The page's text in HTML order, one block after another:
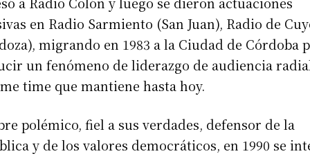
en Radio Sarmiento (San Juan), Radio de
migrando en 1983 a la Ciudad de Córdoba
un fenómeno de liderazgo de audiencia
time que mantiene hasta hoy.
polémico, fiel a sus verdades, defensor de la
y de los valores democráticos, en 1990 se